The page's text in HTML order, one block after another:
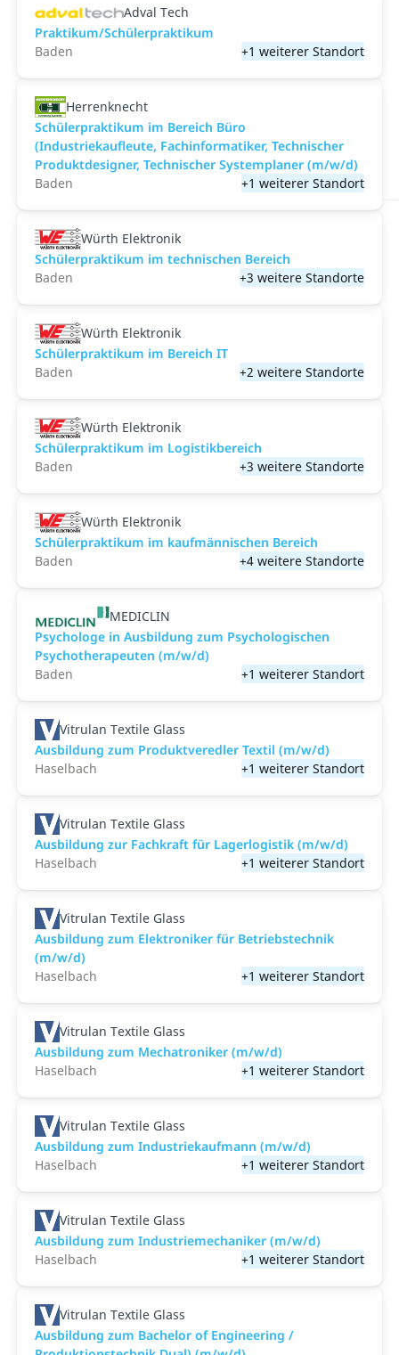
Adval Tech
Praktikum/Schülerpraktikum
Baden
+1 weiterer Standort
Herrenknecht
Schülerpraktikum im Bereich Büro
(Industriekaufleute, Fachinformatiker, Technischer
Produktdesigner, Technischer Systemplaner (m/w/d)
Baden
+1 weiterer Standort
Würth Elektronik
Schülerpraktikum im technischen Bereich
Baden
+3 weitere Standorte
Würth Elektronik
Schülerpraktikum im Bereich IT
Baden
+2 weitere Standorte
Würth Elektronik
Schülerpraktikum im Logistikbereich
Baden
+3 weitere Standorte
Würth Elektronik
Schülerpraktikum im kaufmännischen Bereich
Baden
+4 weitere Standorte
MEDICLIN
Psychologe in Ausbildung zum Psychologischen
Psychotherapeuten (m/w/d)
Baden
+1 weiterer Standort
Vitrulan Textile Glass
Ausbildung zum Produktveredler Textil (m/w/d)
Haselbach
+1 weiterer Standort
Vitrulan Textile Glass
Ausbildung zur Fachkraft für Lagerlogistik (m/w/d)
Haselbach
+1 weiterer Standort
Vitrulan Textile Glass
Ausbildung zum Elektroniker für Betriebstechnik
(m/w/d)
Haselbach
+1 weiterer Standort
Vitrulan Textile Glass
Ausbildung zum Mechatroniker (m/w/d)
Haselbach
+1 weiterer Standort
Vitrulan Textile Glass
Ausbildung zum Industriekaufmann (m/w/d)
Haselbach
+1 weiterer Standort
Vitrulan Textile Glass
Ausbildung zum Industriemechaniker (m/w/d)
Haselbach
+1 weiterer Standort
Vitrulan Textile Glass
Ausbildung zum Bachelor of Engineering /